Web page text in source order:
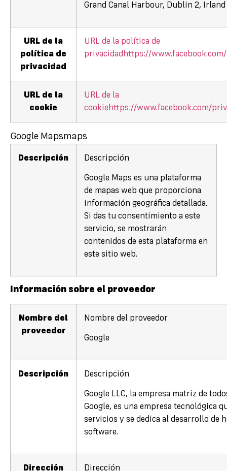
Grand Canal Harbour, Dublin 2, Irland
URL de la
política de
privacidad
URL de la política de
privacidad https://
URL de la
cookie
URL de la
cookie https://www.facebook.com/
Google Mapsmaps
Descripción Descripción
Google Maps es una plataforma
de mapas web que proporciona
información geográfica detallada.
Si das tu consentimiento a este
servicio, se mostrarán
contenidos de esta plataforma en
este sitio web.
Información sobre el proveedor
Nombre del
proveedor
Nombre del proveedor
Google
Descripción Descripción
Google LLC, la empresa matriz de
Google, es una empresa tecnológica
servicios y se dedica al desarrollo de
software.
Dirección Dirección